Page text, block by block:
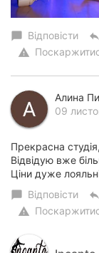
chat_bubble Відповісти reply
warning
Алина
09
Прекрасна
Відвідую вже
Ціни дуже
chat_bubble Відповісти reply
warning